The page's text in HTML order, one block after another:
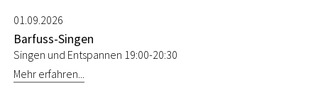
01.09.2026
Barfuss-Singen
Singen und Entspannen 19:00-20:30
Mehr erfahren...